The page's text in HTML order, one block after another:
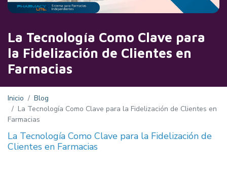
La Tecnología Como Clave para
la Fidelización de Clientes en
Farmacias
Inicio
Blog
La Tecnología Como Clave para la Fidelización de Clientes en
Farmacias
La Tecnología Como Clave para la Fidelización de
Clientes en Farmacias